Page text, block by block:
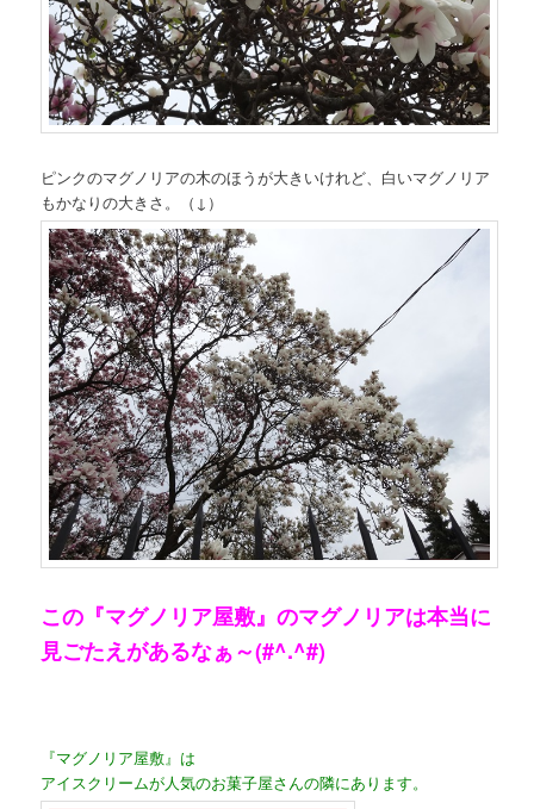
ピンクのマグノリアの木のほうが大きいけれど、白いマグノリア
もかなりの大きさ。（↓）
この『マグノリア屋敷』のマグノリアは本当に
見ごたえがあるなぁ～(#^.^#)
『マグノリア屋敷』は
アイスクリームが人気のお菓子屋さんの隣にあります。